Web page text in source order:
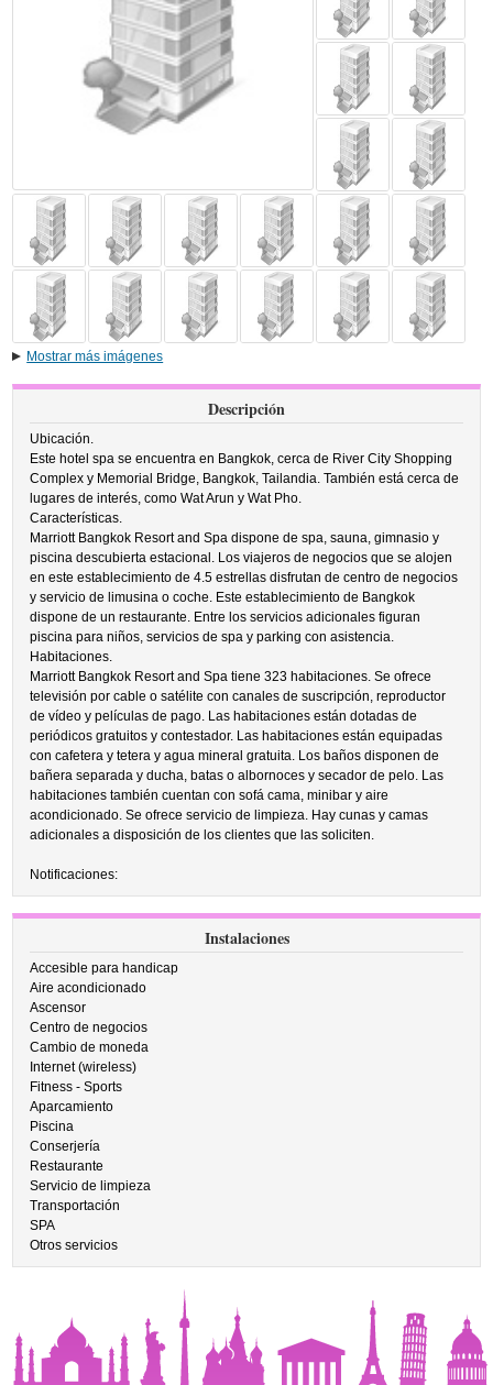
Mostrar más imágenes
Descripción
Ubicación.
Este hotel spa se encuentra en Bangkok, cerca de River City Shopping
Complex y Memorial Bridge, Bangkok, Tailandia. También está cerca de
lugares de interés, como Wat Arun y Wat Pho.
Características.
Marriott Bangkok Resort and Spa dispone de spa, sauna, gimnasio y
piscina descubierta estacional. Los viajeros de negocios que se alojen
en este establecimiento de 4.5 estrellas disfrutan de centro de negocios
y servicio de limusina o coche. Este establecimiento de Bangkok
dispone de un restaurante. Entre los servicios adicionales figuran
piscina para niños, servicios de spa y parking con asistencia.
Habitaciones.
Marriott Bangkok Resort and Spa tiene 323 habitaciones. Se ofrece
televisión por cable o satélite con canales de suscripción, reproductor
de vídeo y películas de pago. Las habitaciones están dotadas de
periódicos gratuitos y contestador. Las habitaciones están equipadas
con cafetera y tetera y agua mineral gratuita. Los baños disponen de
bañera separada y ducha, batas o albornoces y secador de pelo. Las
habitaciones también cuentan con sofá cama, minibar y aire
acondicionado. Se ofrece servicio de limpieza. Hay cunas y camas
adicionales a disposición de los clientes que las soliciten.
Notificaciones:
Instalaciones
Accesible para handicap
Aire acondicionado
Ascensor
Centro de negocios
Cambio de moneda
Internet (wireless)
Fitness - Sports
Aparcamiento
Piscina
Conserjería
Restaurante
Servicio de limpieza
Transportación
SPA
Otros servicios